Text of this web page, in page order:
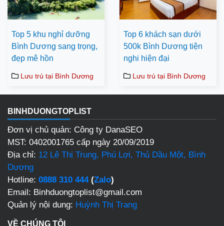
Top 5 khu nghỉ dưỡng
Bình Dương sang trọng,
đẹp mê hồn
Lưu trú tại Bình Dương
Top 6 khách sạn dưới
500k Bình Dương tiện
nghi hiện đại
Lưu trú tại Bình Dương
BINHDUONGTOPLIST
Đơn vị chủ quản: Công ty DanaSEO
MST: 0402001765 cấp ngày 20/09/2019
Địa chỉ: 12 Lê Thị Trung, Phú Lợi, Thủ Dầu Một, Bình
Dương
Hotline: 0888 310 444(Zalo)
Email: Binhduongtoplist@gmail.com
Quản lý nội dung: Huỳnh Thị Trang
VỀ CHÚNG TÔI